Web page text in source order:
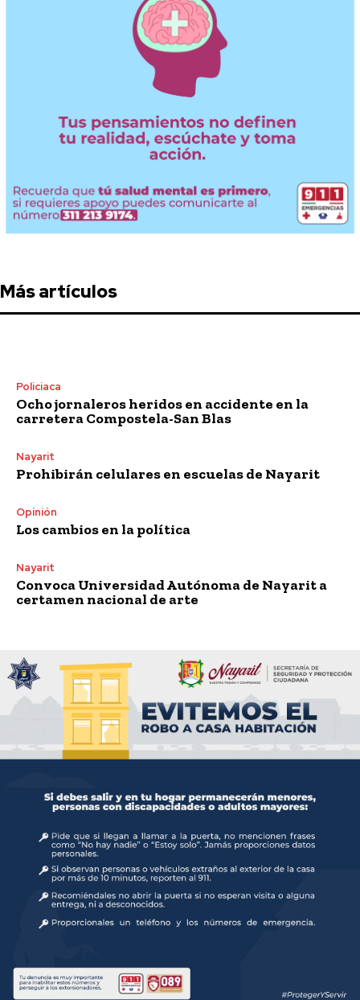
Más artículos
Policiaca
Ocho jornaleros heridos en accidente en la
carretera Compostela-San Blas
Nayarit
Prohibirán celulares en escuelas de Nayarit
Opinión
Los cambios en la política
Nayarit
Convoca Universidad Autónoma de Nayarit a
certamen nacional de arte